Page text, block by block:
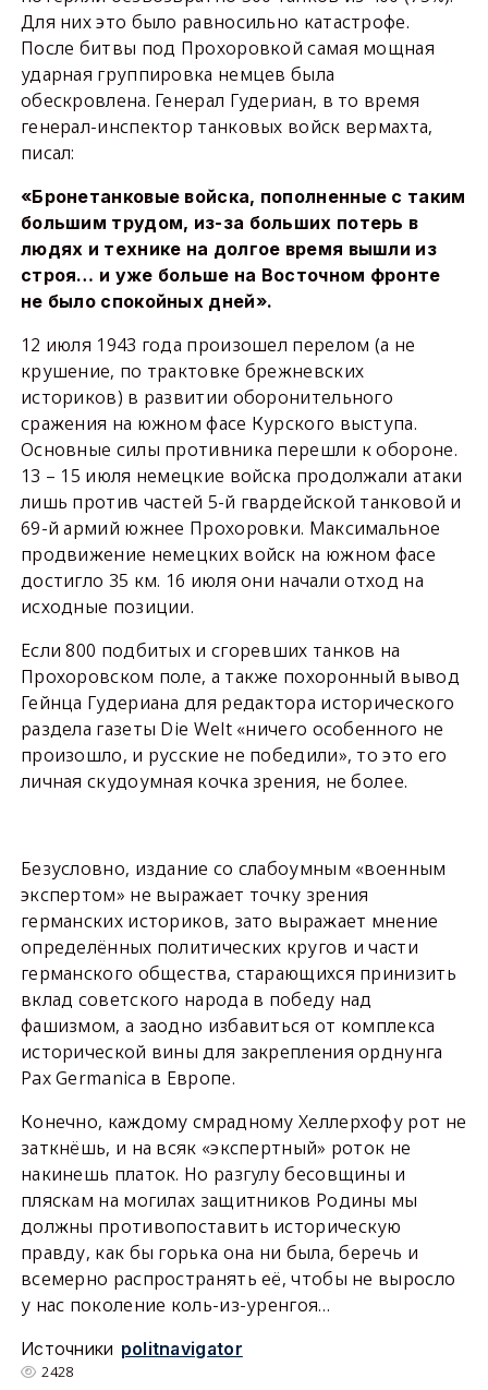
Для них это было равносильно катастрофе.
После битвы под Прохоровкой самая мощная
ударная группировка немцев была
обескровлена. Генерал Гудериан, в то время
генерал-инспектор танковых войск вермахта,
писал:
«Бронетанковые войска, пополненные с таким
большим трудом, из-за больших потерь в
людях и технике на долгое время вышли из
строя… и уже больше на Восточном фронте
не было спокойных дней».
12 июля 1943 года произошел перелом (а не
крушение, по трактовке брежневских
историков) в развитии оборонительного
сражения на южном фасе Курского выступа.
Основные силы противника перешли к обороне.
13 – 15 июля немецкие войска продолжали атаки
лишь против частей 5-й гвардейской танковой и
69-й армий южнее Прохоровки. Максимальное
продвижение немецких войск на южном фасе
достигло 35 км. 16 июля они начали отход на
исходные позиции.
Если 800 подбитых и сгоревших танков на
Прохоровском поле, а также похоронный вывод
Гейнца Гудериана для редактора исторического
раздела газеты Die Welt «ничего особенного не
произошло, и русские не победили», то это его
личная скудоумная кочка зрения, не более.
Безусловно, издание со слабоумным «военным
экспертом» не выражает точку зрения
германских историков, зато выражает мнение
определённых политических кругов и части
германского общества, старающихся принизить
вклад советского народа в победу над
фашизмом, а заодно избавиться от комплекса
исторической вины для закрепления орднунга
Pax Germanica в Европе.
Конечно, каждому смрадному Хеллерхофу рот не
заткнёшь, и на всяк «экспертный» роток не
накинешь платок. Но разгулу бесовщины и
пляскам на могилах защитников Родины мы
должны противопоставить историческую
правду, как бы горька она ни была, беречь и
всемерно распространять её, чтобы не выросло
у нас поколение коль-из-уренгоя…
Источники politnavigator
2428